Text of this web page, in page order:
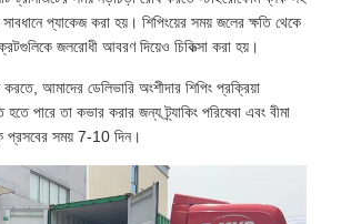
প্যাকেজ করা হয়। শিপিংয়ের সময় জলের ক্ষতি থেকে
জলরোধী আবরণ দিয়েও চিকিত্সা করা হয়।
করতে, আমাদের ডেলিভারি অংশীদার শিপিং প্রক্রিয়া
পারে তা কভার করার জন্য ট্র্যাকিং পরিষেবা এবং বীমা
প্রসবের সময় 7-10 দিন।